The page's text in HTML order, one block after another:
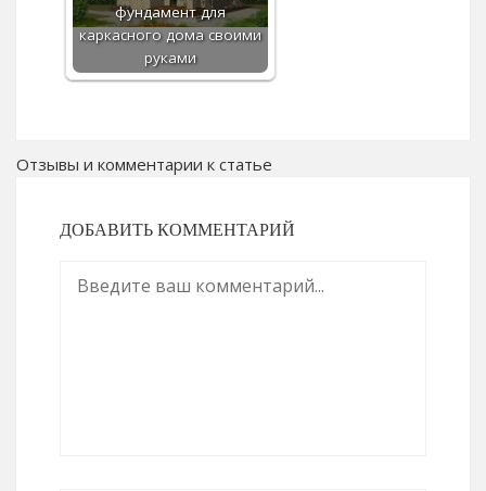
фундамент для
каркасного дома своими
руками
Отзывы и комментарии к статье
ДОБАВИТЬ КОММЕНТАРИЙ